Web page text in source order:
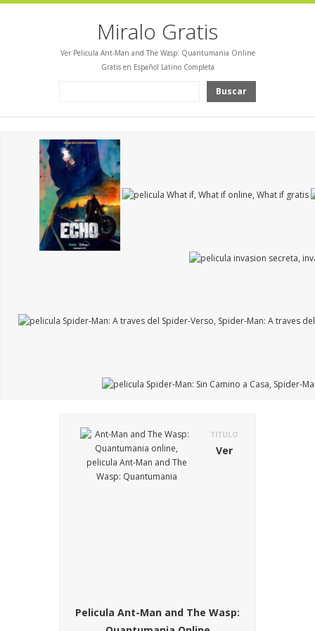
Miralo Gratis
Ver Pelicula Ant-Man and The Wasp: Quantumania Online
Gratis en Español Latino Completa
Buscar
TITULO
Ver
Pelicula Ant-Man and The Wasp: